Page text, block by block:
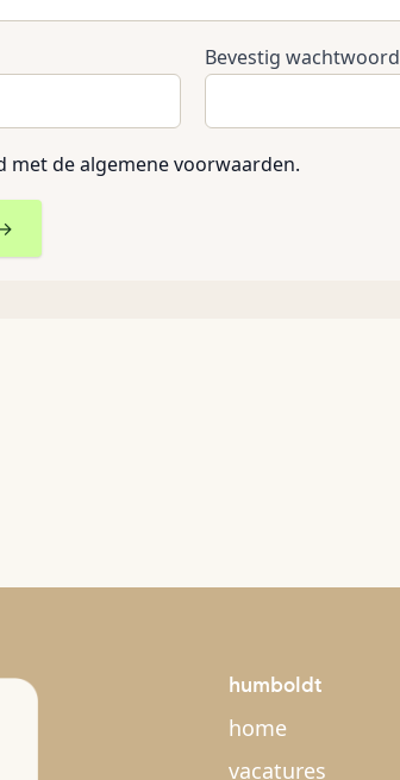
Bevestig wachtwoord
met de algemene voorwaarden.
humboldt
home
vacatures